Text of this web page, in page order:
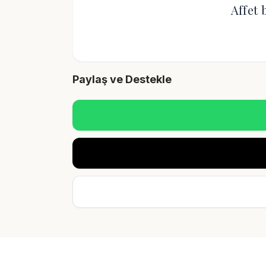
Affet
Paylaş ve Destekle